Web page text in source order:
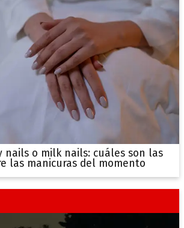
nails o milk nails: cuáles son las
las manicuras del momento